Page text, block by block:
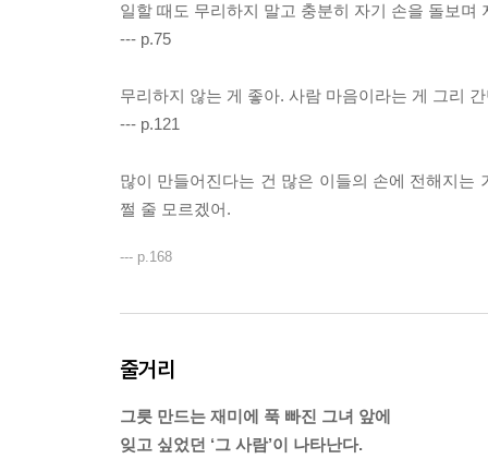
일할 때도 무리하지 말고 충분히 자기 손을 돌보
--- p.75
무리하지 않는 게 좋아. 사람 마음이라는 게 그리
--- p.121
많이 만들어진다는 건 많은 이들의 손에 전해지는
쩔 줄 모르겠어.
--- p.168
줄거리
그릇 만드는 재미에 푹 빠진 그녀 앞에
잊고 싶었던 ‘그 사람’이 나타난다.